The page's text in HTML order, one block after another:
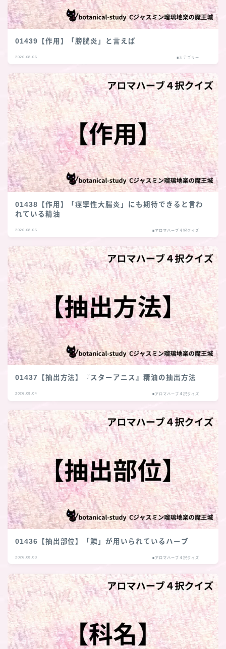
01439【作用】「膀胱炎」と言えば
2026.08.06 ■カテゴリー
01438【作用】「痙攣性大腸炎」にも期待できると言わ
れている精油
2026.08.05 ■アロマハーブ４択クイズ
01437【抽出方法】『スターアニス』精油の抽出方法
2026.08.04 ■アロマハーブ４択クイズ
01436【抽出部位】「鱗」が用いられているハーブ
2026.08.03 ■アロマハーブ４択クイズ